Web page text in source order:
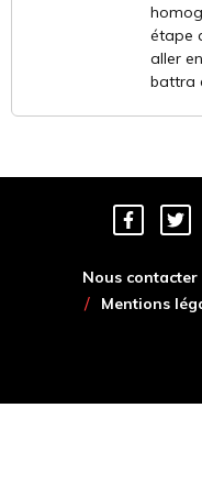
étape
aller
battra
Nous contacter
Mentions